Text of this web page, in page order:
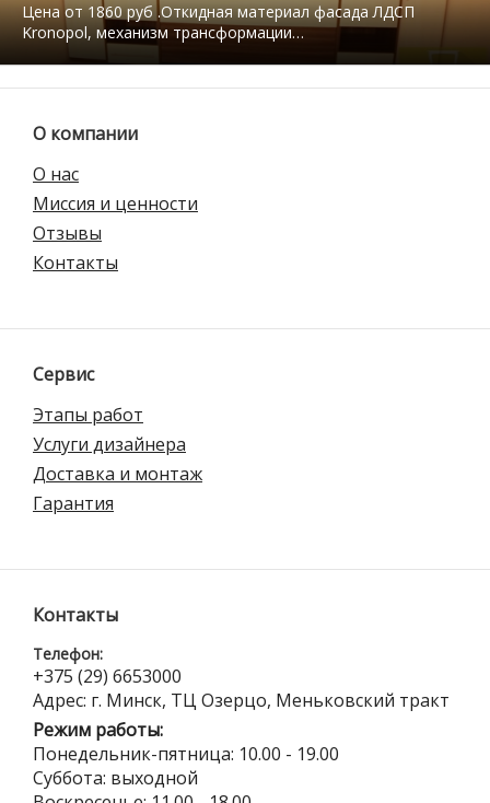
Цена от 1860 руб .Откидная материал фасада ЛДСП
Kronopol, механизм трансформации…
О компании
О нас
Миссия и ценности
Отзывы
Контакты
Сервис
Этапы работ
Услуги дизайнера
Доставка и монтаж
Гарантия
Контакты
Телефон:
+375 (29) 6653000
Адрес: г. Минск, ТЦ Озерцо, Меньковский тракт
Режим работы:
Понедельник-пятница: 10.00 - 19.00
Суббота: выходной